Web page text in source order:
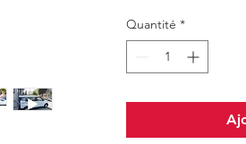
Quantité *